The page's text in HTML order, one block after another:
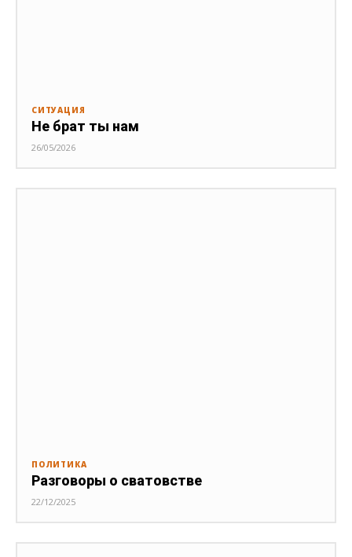
СИТУАЦИЯ
Не брат ты нам
26/05/2026
ПОЛИТИКА
Разговоры о сватовстве
22/12/2025